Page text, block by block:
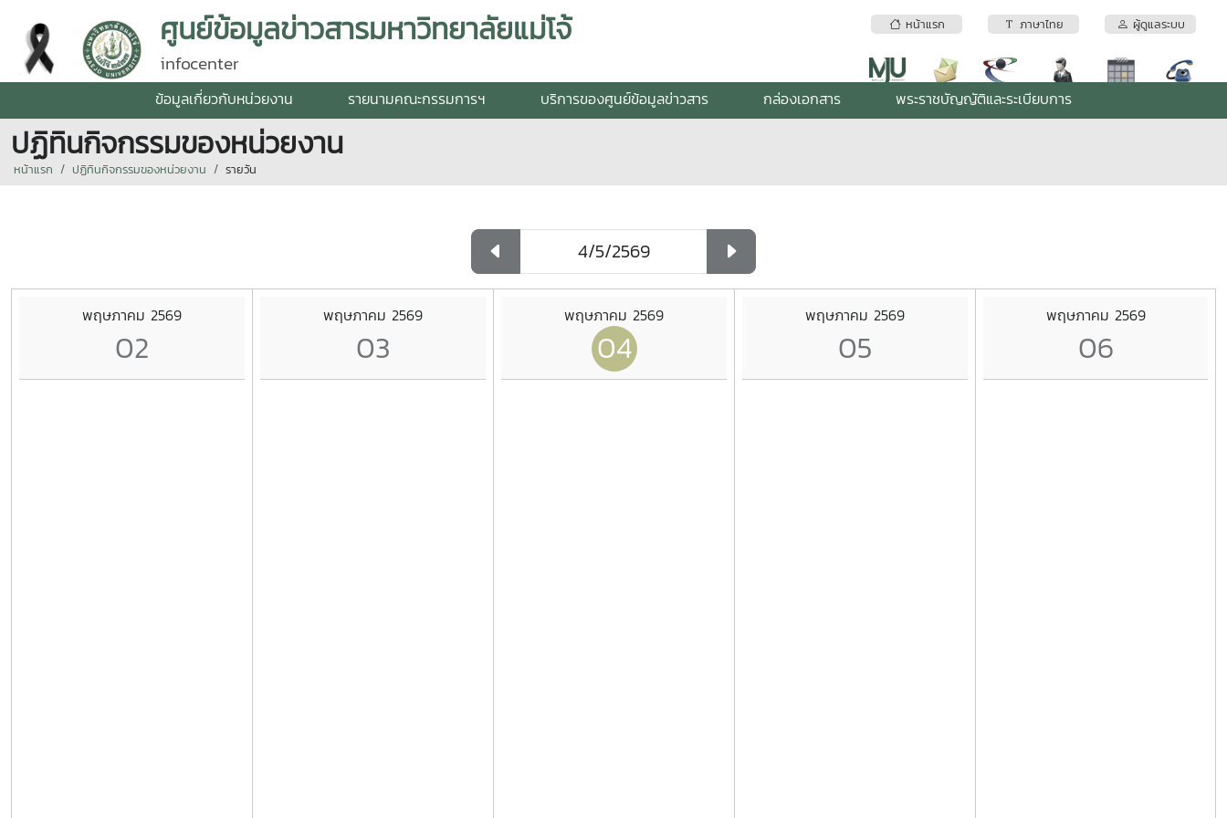
หน้าแรก ภาษาไทย ผู้ดูแลระบบ
ศูนย์ข้อมูลข่าวสารมหาวิทยาลัยแม่โจ้
infocenter
ข้อมูลเกี่ยวกับหน่วยงาน รายนามคณะกรรมการฯ บริการของศูนย์ข้อมูลข่าวสาร กล่องเอกสาร พระราชบัญญัติและระเบียบการ
ปฏิทินกิจกรรมของหน่วยงาน
หน้าแรก ปฏิทินกิจกรรมของหน่วยงาน รายวัน
พฤษภาคม 2569
02
พฤษภาคม 2569
03
พฤษภาคม 2569
04
พฤษภาคม 2569
05
พฤษภาคม 2569
06